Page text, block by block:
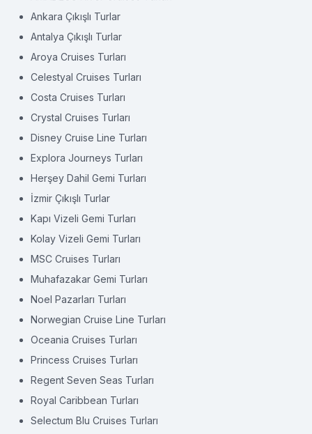
Ankara Çıkışlı Turlar
Antalya Çıkışlı Turlar
Aroya Cruises Turları
Celestyal Cruises Turları
Costa Cruises Turları
Crystal Cruises Turları
Disney Cruise Line Turları
Explora Journeys Turları
Herşey Dahil Gemi Turları
İzmir Çıkışlı Turlar
Kapı Vizeli Gemi Turları
Kolay Vizeli Gemi Turları
MSC Cruises Turları
Muhafazakar Gemi Turları
Noel Pazarları Turları
Norwegian Cruise Line Turları
Oceania Cruises Turları
Princess Cruises Turları
Regent Seven Seas Turları
Royal Caribbean Turları
Selectum Blu Cruises Turları